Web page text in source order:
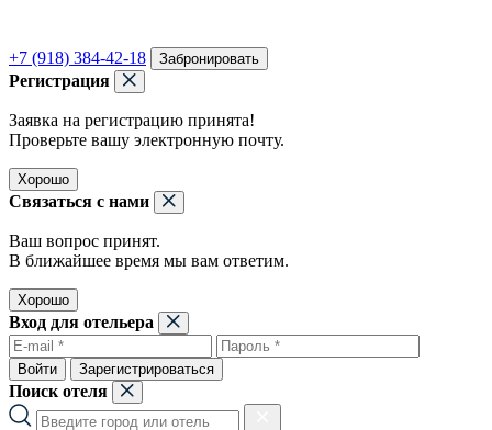
+7 (918) 384-42-18 Забронировать
Регистрация
Заявка на регистрацию принята!
Проверьте вашу электронную почту.
Хорошо
Связаться с нами
Ваш вопрос принят.
В ближайшее время мы вам ответим.
Хорошо
Вход для отельера
Войти Зарегистрироваться
Поиск отеля